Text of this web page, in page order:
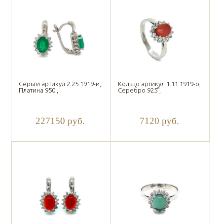
Серьги артикул 2.25.1919-и,
Платина 950.,
227150 руб.
Кольцо артикул 1.11.1919-о,
Серебро 925°,
7120 руб.